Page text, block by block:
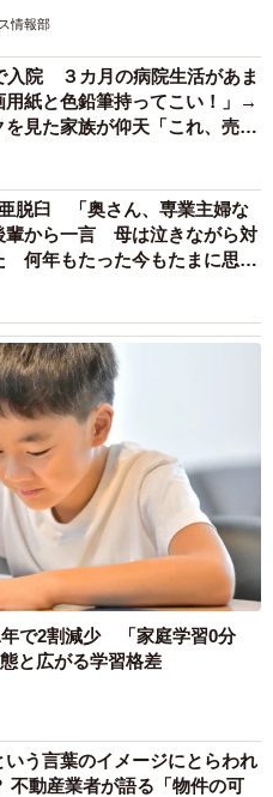
情報部
入院 ３カ月の病院生活があま
用紙と色鉛筆持ってこい！」→
を見た家族が仰天「これ、売れ
脱臼 「奥さん、専業主婦な
輩から一言 母は泣きながら対
何年もたった今もたまに思い
で2割減少 「家庭学習0分
と広がる学習格差
いう言葉のイメージにとらわれ
不動産業者が語る「物件の可